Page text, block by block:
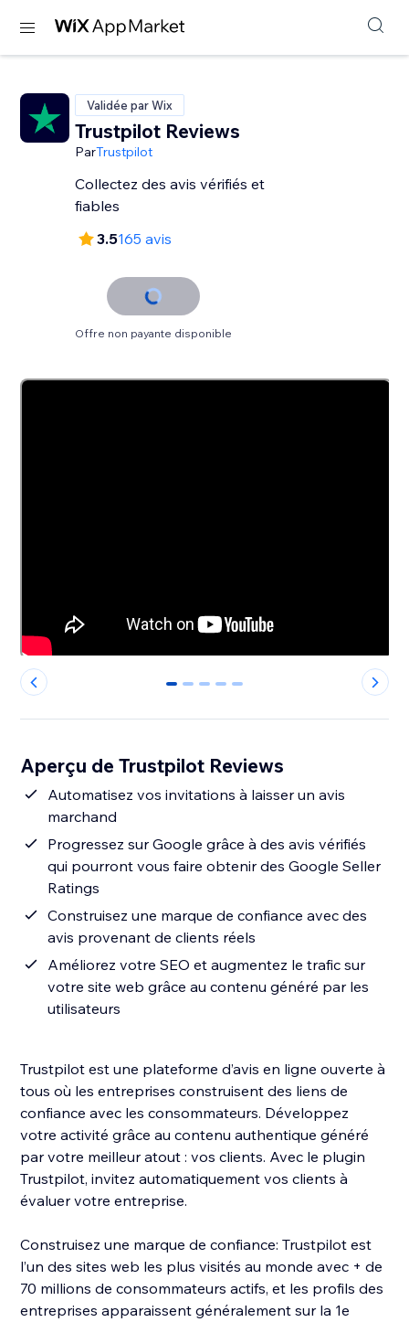
Validée par Wix
Trustpilot Reviews
ParTrustpilot
Collectez des avis vérifiés et
fiables
3.5165 avis
Offre non payante disponible
0 1 2 3 4
Aperçu de Trustpilot Reviews
Automatisez vos invitations à laisser un avis
marchand
Progressez sur Google grâce à des avis vérifiés
qui pourront vous faire obtenir des Google Seller
Ratings
Construisez une marque de confiance avec des
avis provenant de clients réels
Améliorez votre SEO et augmentez le trafic sur
votre site web grâce au contenu généré par les
utilisateurs
Trustpilot est une plateforme d’avis en ligne ouverte à
tous où les entreprises construisent des liens de
confiance avec les consommateurs. Développez
votre activité grâce au contenu authentique généré
par votre meilleur atout : vos clients. Avec le plugin
Trustpilot, invitez automatiquement vos clients à
évaluer votre entreprise.
Construisez une marque de confiance: Trustpilot est
l’un des sites web les plus visités au monde avec + de
70 millions de consommateurs actifs, et les profils des
entreprises apparaissent généralement sur la 1e